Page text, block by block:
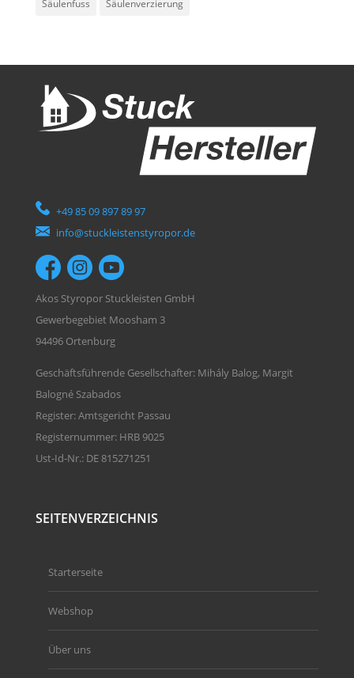
Säulenfuss Säulenverzierung
+49 85 09 897 89 97
info@stuckleistenstyropor.de
Akos Styropor Stuckleisten GmbH
Gewerbegebiet Moosham 3
94496 Ortenburg
Geschäftsführende Gesellschafter: Mihály Balog, Margit
Balogné Szabados
Register: Amtsgericht Passau
Registernummer: HRB 9025
Ust-Id-Nr.: DE 815271251
SEITENVERZEICHNIS
Starterseite
Webshop
Über uns